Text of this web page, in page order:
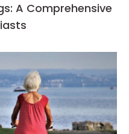
A Comprehensive